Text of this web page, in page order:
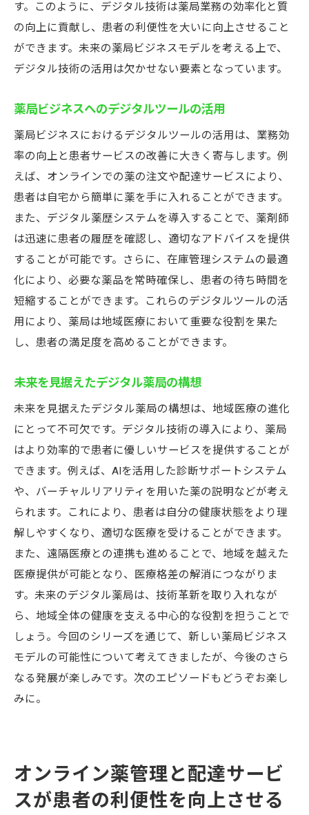
す。このように、デジタル技術は薬局業務の効率化と質
の向上に貢献し、患者の利便性を大いに向上させること
ができます。未来の薬局ビジネスモデルを考える上で、
デジタル技術の活用は欠かせない要素となっています。
薬局ビジネスへのデジタルツールの活用
薬局ビジネスにおけるデジタルツールの活用は、業務効
率の向上と患者サービスの改善に大きく寄与します。例
えば、オンラインでの薬の注文や配達サービスにより、
患者は自宅から簡単に薬を手に入れることができます。
また、デジタル薬歴システムを導入することで、薬剤師
は迅速に患者の履歴を確認し、適切なアドバイスを提供
することが可能です。さらに、在庫管理システムの最適
化により、必要な薬品を常時確保し、患者の待ち時間を
短縮することができます。これらのデジタルツールの活
用により、薬局は地域医療において重要な役割を果た
し、患者の満足度を高めることができます。
未来を見据えたデジタル薬局の構想
未来を見据えたデジタル薬局の構想は、地域医療の進化
にとって不可欠です。デジタル技術の導入により、薬局
はより効率的で患者に優しいサービスを提供することが
できます。例えば、AIを活用した診断サポートシステム
や、バーチャルリアリティを用いた薬の説明などが考え
られます。これにより、患者は自分の健康状態をより理
解しやすくなり、適切な医療を受けることができます。
また、遠隔医療との連携も進めることで、地域を越えた
医療提供が可能となり、医療格差の解消につながりま
す。未来のデジタル薬局は、技術革新を取り入れなが
ら、地域全体の健康を支える中心的な役割を担うことで
しょう。今回のシリーズを通じて、新しい薬局ビジネス
モデルの可能性について考えてきましたが、今後のさら
なる発展が楽しみです。次のエピソードもどうぞお楽し
みに。
オンライン薬管理と配達サービ
スが患者の利便性を向上させる